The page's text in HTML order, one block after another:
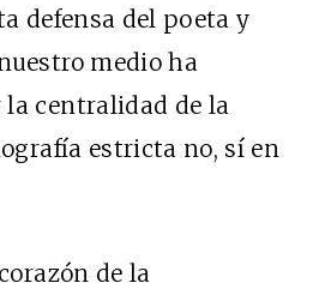
defensa del poeta y
medio ha
centralidad de la
estricta no, sí en
de la